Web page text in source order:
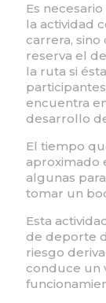
Es
la actividad
carrera,
reserva el
la ruta si
encuentra
desarrollo
El tiempo
aproximado
algunas
tomar un
Esta
de deporte
riesgo
conduce un